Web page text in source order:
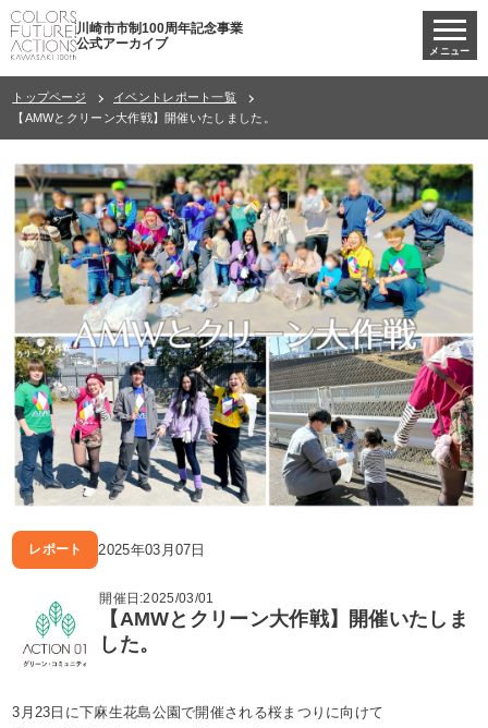
川崎市市制100周年記念事業
公式アーカイブ
メニュー
トップページ
イベントレポート一覧
【AMWとクリーン大作戦】開催いたしました。
レポート 2025年03月07日
開催日:2025/03/01
【AMWとクリーン大作戦】開催いたしま
した。
3月23日に下麻生花島公園で開催される桜まつりに向けて